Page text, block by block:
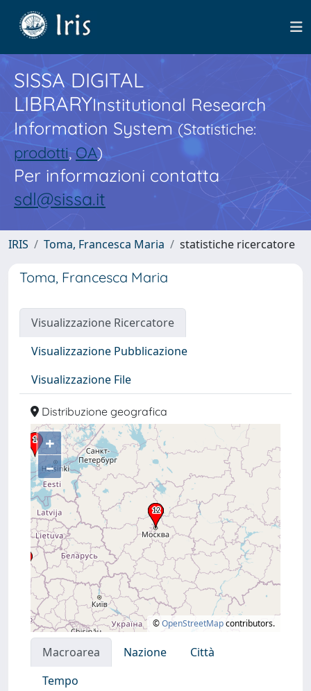
SISSA DIGITAL
LIBRARYInstitutional Research
Information System(Statistiche:
prodotti,OA)
Per informazioni contatta
sdl@sissa.it
IRIS Toma, Francesca Maria statistiche ricercatore
Toma, Francesca Maria
Visualizzazione Ricercatore
Visualizzazione Pubblicazione
Visualizzazione File
Distribuzione geografica
+
–
©OpenStreetMapcontributors.
Macroarea Nazione
Città
Tempo